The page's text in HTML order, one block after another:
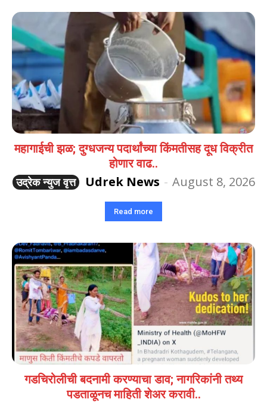
महागाईची झळ; दुग्धजन्य पदार्थांच्या किंमतीसह दूध विक्रीत
होणार वाढ..
उद्रेक न्युज वृत्त
Udrek News - August 8, 2026
Read more
गडचिरोलीची बदनामी करण्याचा डाव; नागरिकांनी तथ्य
पडताळूनच माहिती शेअर करावी..